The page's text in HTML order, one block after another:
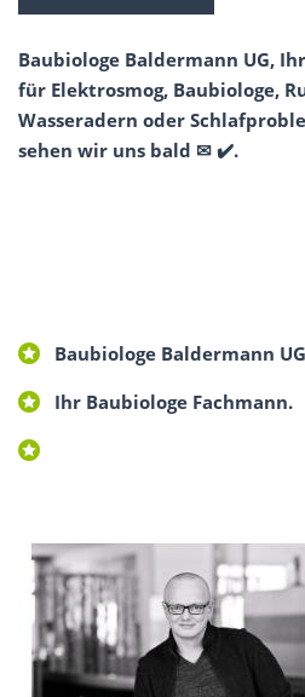
Baubiologe Baldermann UG,
für Elektrosmog, Baubiologe,
Wasseradern oder
sehen wir uns bald ✉ ✔️.
Baubiologe Baldermann UG
Ihr Baubiologe Fachmann.